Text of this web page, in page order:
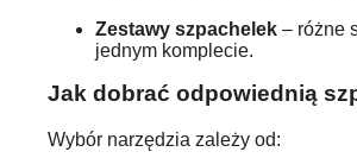
Zestawy szpachelek – różne
jednym komplecie.
Jak dobrać odpowiednią
Wybór narzędzia zależy od: